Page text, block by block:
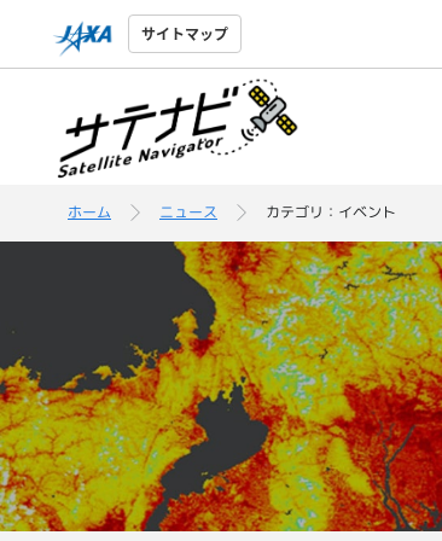
サイトマップ
ホーム ニュース カテゴリ：イベント